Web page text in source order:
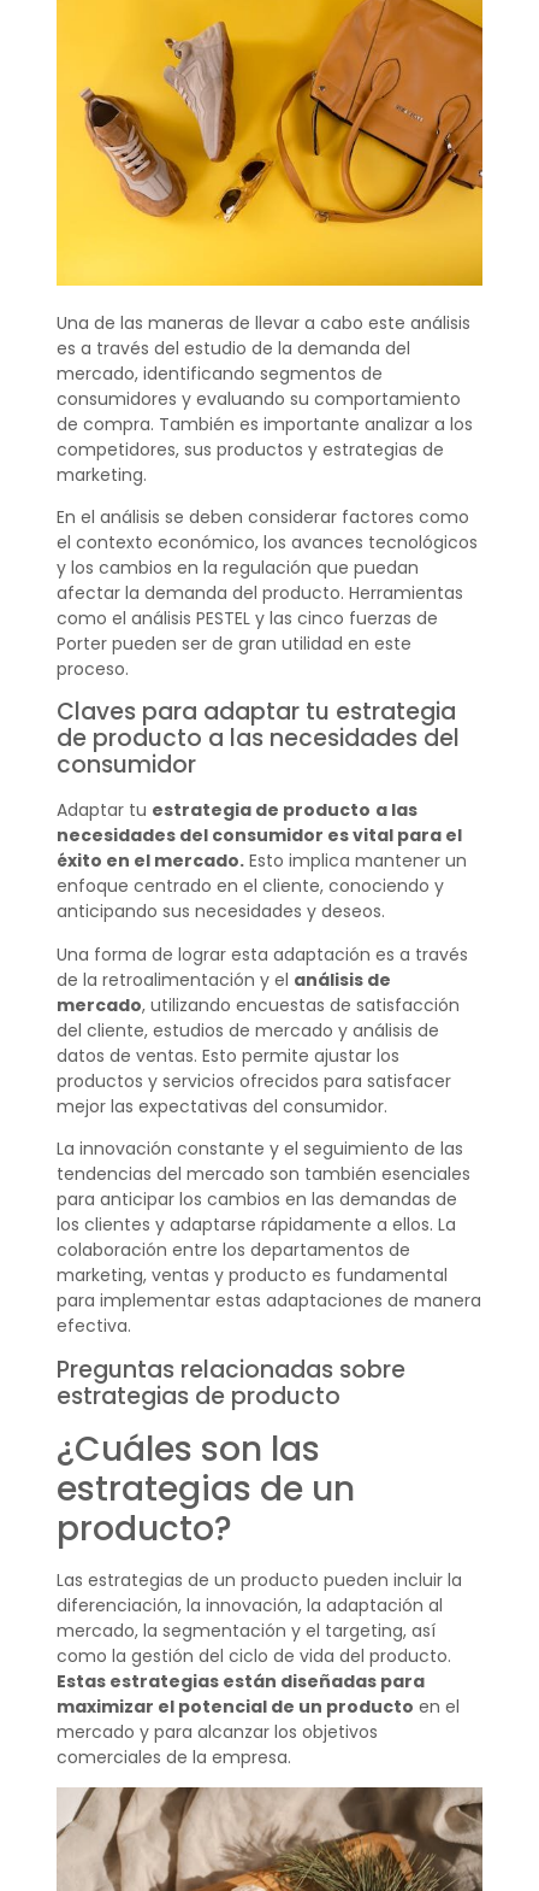
Una de las maneras de llevar a cabo este análisis
es a través del estudio de la demanda del
mercado, identificando segmentos de
consumidores y evaluando su comportamiento
de compra. También es importante analizar a los
competidores, sus productos y estrategias de
marketing.
En el análisis se deben considerar factores como
el contexto económico, los avances tecnológicos
y los cambios en la regulación que puedan
afectar la demanda del producto. Herramientas
como el análisis PESTEL y las cinco fuerzas de
Porter pueden ser de gran utilidad en este
proceso.
Claves para adaptar tu estrategia
de producto a las necesidades del
consumidor
Adaptar tu estrategia de producto a las
necesidades del consumidor es vital para el
éxito en el mercado.Esto implica mantener un
enfoque centrado en el cliente, conociendo y
anticipando sus necesidades y deseos.
Una forma de lograr esta adaptación es a través
de la retroalimentación y el análisis de
mercado, utilizando encuestas de satisfacción
del cliente, estudios de mercado y análisis de
datos de ventas. Esto permite ajustar los
productos y servicios ofrecidos para satisfacer
mejor las expectativas del consumidor.
La innovación constante y el seguimiento de las
tendencias del mercado son también esenciales
para anticipar los cambios en las demandas de
los clientes y adaptarse rápidamente a ellos. La
colaboración entre los departamentos de
marketing, ventas y producto es fundamental
para implementar estas adaptaciones de manera
efectiva.
Preguntas relacionadas sobre
estrategias de producto
¿Cuáles son las
estrategias de un
producto?
Las estrategias de un producto pueden incluir la
diferenciación, la innovación, la adaptación al
mercado, la segmentación y el targeting, así
como la gestión del ciclo de vida del producto.
Estas estrategias están diseñadas para
maximizar el potencial de un producto en el
mercado y para alcanzar los objetivos
comerciales de la empresa.